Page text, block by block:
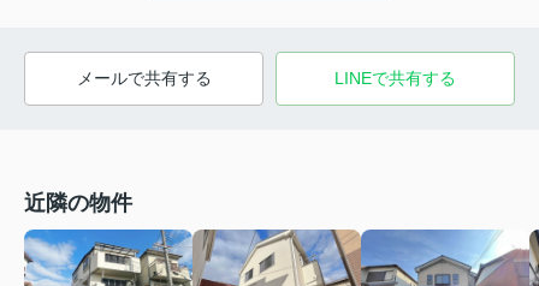
メールで共有する LINEで共有する
近隣の物件